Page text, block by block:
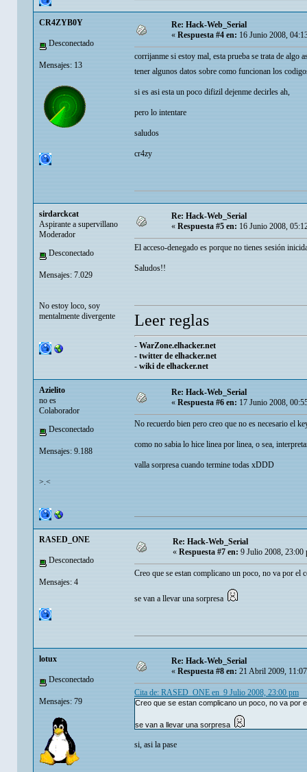
CR4ZYB0Y
Desconectado
Mensajes: 13
Re: Hack-Web_Serial
«Respuesta #4 en:16 Junio 2008,
corrijanme si estoy mal, esta prueba se trata de algo
tener algunos datos sobre como funcionan los
si es asi esta un poco difizil dejenme decirles ah,
pero lo intentare
saludos
cr4zy
sirdarckcat
Aspirante a supervillano
Moderador
Desconectado
Mensajes: 7.029
No estoy loco, soy
mentalmente divergente
Re: Hack-Web_Serial
« Respuesta #5 en: 16 Junio 2008,
El acceso-denegado es porque no tienes sesión
Saludos!!
Leer reglas
- WarZone.elhacker.net
- twitter de elhacker.net
- wiki de elhacker.net
Azielito
no es
Colaborador
Desconectado
Mensajes: 9.188
>.<
Re: Hack-Web_Serial
«Respuesta #6 en:17 Junio 2008,
No recuerdo bien pero creo que no es necesario el
como no sabia lo hice linea por linea, o sea,
valla sorpresa cuando termine todas xDDD
RASED_ONE
Desconectado
Mensajes: 4
Re: Hack-Web_Serial
« Respuesta #7 en: 9 Julio 2008, 23:00
Creo que se estan complicano un poco, no va por
se van a llevar una sorpresa
lotux
Desconectado
Mensajes: 79
Re: Hack-Web_Serial
«Respuesta #8 en:21 Abril 2009,
Cita de: RASED_ONE en 9 Julio 2008, 23:00 pm
Creo que se estan complicano un poco, no va por
se van a llevar una sorpresa
si, asi la pase